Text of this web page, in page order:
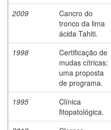
2009
Cancro do
tronco da lima
ácida Tahiti.
1998
Certificação de
mudas cítricas:
uma proposta
de programa.
1995
Clínica
fitopatológica.